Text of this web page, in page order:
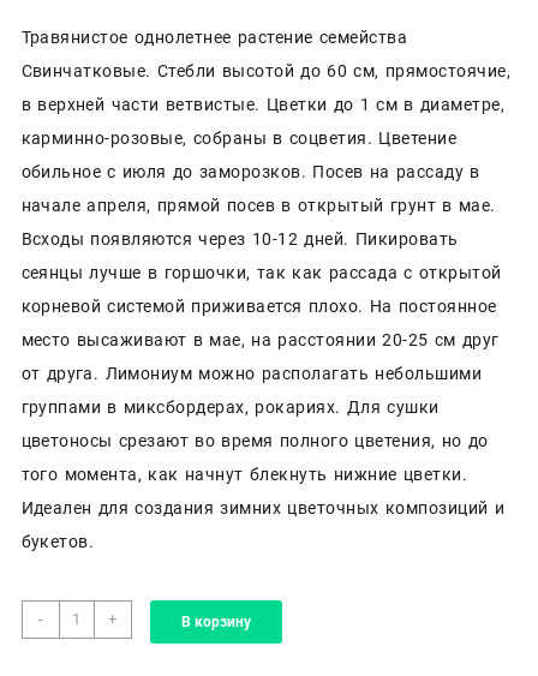
Травянистое однолетнее растение семейства
Свинчатковые. Стебли высотой до 60 см, прямостоячие,
в верхней части ветвистые. Цветки до 1 см в диаметре,
карминно-розовые, собраны в соцветия. Цветение
обильное с июля до заморозков. Посев на рассаду в
начале апреля, прямой посев в открытый грунт в мае.
Всходы появляются через 10-12 дней. Пикировать
сеянцы лучше в горшочки, так как рассада с открытой
корневой системой приживается плохо. На постоянное
место высаживают в мае, на расстоянии 20-25 см друг
от друга. Лимониум можно располагать небольшими
группами в миксбордерах, рокариях. Для сушки
цветоносы срезают во время полного цветения, но до
того момента, как начнут блекнуть нижние цветки.
Идеален для создания зимних цветочных композиций и
букетов.
-
Количество
товара
+ В корзину